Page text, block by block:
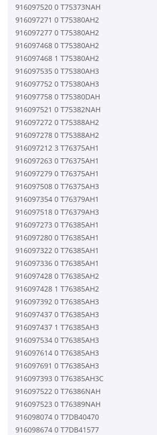
916097520 0 T75373NAH
916097271 0 T75380AH2
916097277 0 T75380AH2
916097468 0 T75380AH2
916097468 1 T75380AH2
916097535 0 T75380AH3
916097752 0 T75380AH3
916097758 0 T75380DAH
916097521 0 T75382NAH
916097272 0 T75388AH2
916097278 0 T75388AH2
916097212 3 T76375AH1
916097263 0 T76375AH1
916097279 0 T76375AH1
916097508 0 T76375AH3
916097354 0 T76379AH1
916097518 0 T76379AH3
916097273 0 T76385AH1
916097280 0 T76385AH1
916097322 0 T76385AH1
916097336 0 T76385AH1
916097428 0 T76385AH2
916097428 1 T76385AH2
916097392 0 T76385AH3
916097437 0 T76385AH3
916097437 1 T76385AH3
916097534 0 T76385AH3
916097614 0 T76385AH3
916097691 0 T76385AH3
916097393 0 T76385AH3C
916097522 0 T76386NAH
916097523 0 T76389NAH
916098074 0 T7DB40470
916098674 0 T7DB41577